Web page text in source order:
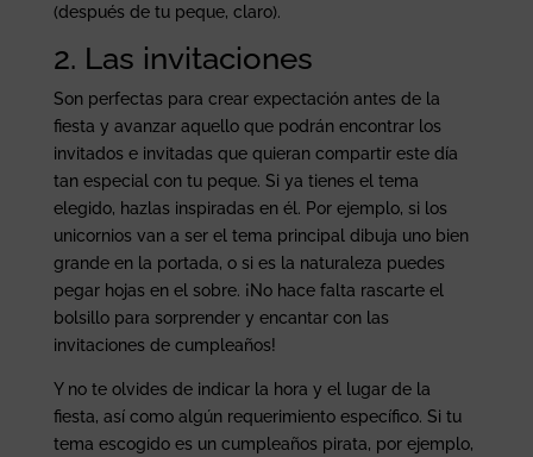
(después de tu peque, claro).
2. Las invitaciones
Son perfectas para crear expectación antes de la
fiesta y avanzar aquello que podrán encontrar los
invitados e invitadas que quieran compartir este día
tan especial con tu peque. Si ya tienes el tema
elegido, hazlas inspiradas en él. Por ejemplo, si los
unicornios van a ser el tema principal dibuja uno bien
grande en la portada, o si es la naturaleza puedes
pegar hojas en el sobre. ¡No hace falta rascarte el
bolsillo para sorprender y encantar con las
invitaciones de cumpleaños!
Y no te olvides de indicar la hora y el lugar de la
fiesta, así como algún requerimiento específico. Si tu
tema escogido es un cumpleaños pirata, por ejemplo,